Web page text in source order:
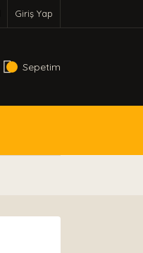
Giriş Yap
Sepetim